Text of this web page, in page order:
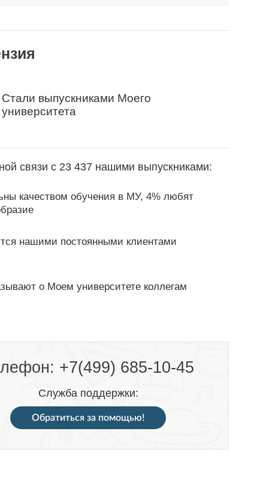
Стали выпускниками Моего
университета
связи с 23 437 нашими выпускниками:
качеством обучения в МУ, 4% любят
нашими постоянными клиентами
о Моем университете коллегам
+7(499) 685-10-45
Служба поддержки:
Обратиться за помощью!